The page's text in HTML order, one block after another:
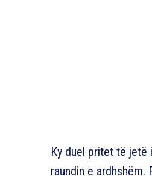
Ky duel pritet të jetë
raundin e